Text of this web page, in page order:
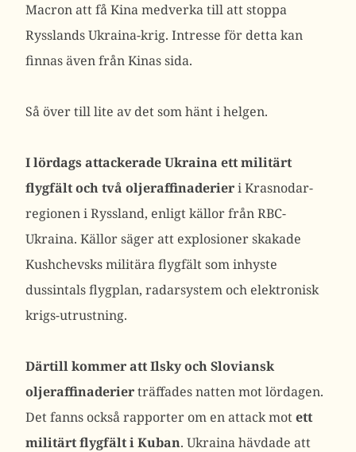
Macron att få Kina medverka till att stoppa
Rysslands Ukraina-krig. Intresse för detta kan
finnas även från Kinas sida.
Så över till lite av det som hänt i helgen.
I lördags attackerade Ukraina ett militärt
flygfält och två oljeraffinaderieri Krasnodar-
regionen i Ryssland, enligt källor från RBC-
Ukraina. Källor säger att explosioner skakade
Kushchevsks militära flygfält som inhyste
dussintals flygplan, radarsystem och elektronisk
krigs-utrustning.
Därtill kommer att Ilsky och Sloviansk
oljeraffinaderierträffades natten mot lördagen.
Det fanns också rapporter om en attack motett
militärt flygfält i Kuban. Ukraina hävdade att